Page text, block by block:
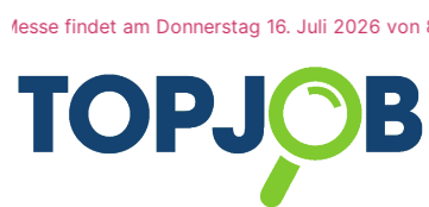
findet am Donnerstag 16. Juli 2026 von